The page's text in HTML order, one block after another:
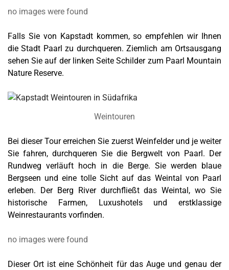
no images were found
Falls Sie von Kapstadt kommen, so empfehlen wir Ihnen
die Stadt Paarl zu durchqueren. Ziemlich am Ortsausgang
sehen Sie auf der linken Seite Schilder zum Paarl Mountain
Nature Reserve.
Weintouren
Bei dieser Tour erreichen Sie zuerst Weinfelder und je weiter
Sie fahren, durchqueren Sie die Bergwelt von Paarl. Der
Rundweg verläuft hoch in die Berge. Sie werden blaue
Bergseen und eine tolle Sicht auf das Weintal von Paarl
erleben. Der Berg River durchfließt das Weintal, wo Sie
historische Farmen, Luxushotels und erstklassige
Weinrestaurants vorfinden.
no images were found
Dieser Ort ist eine Schönheit für das Auge und genau der